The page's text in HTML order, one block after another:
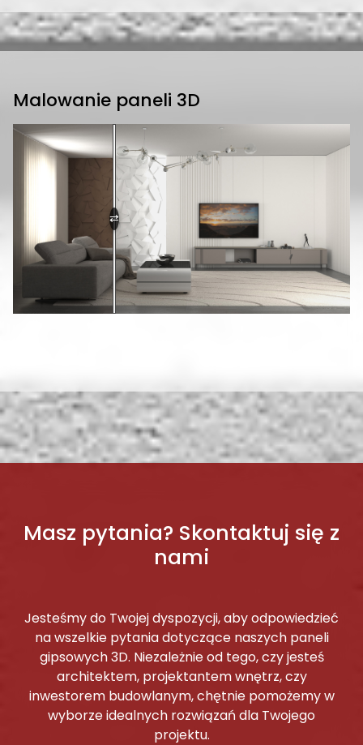
Malowanie paneli 3D
⇄
Masz pytania? Skontaktuj się z
nami
Jesteśmy do Twojej dyspozycji, aby odpowiedzieć
na wszelkie pytania dotyczące naszych paneli
gipsowych 3D. Niezależnie od tego, czy jesteś
architektem, projektantem wnętrz, czy
inwestorem budowlanym, chętnie pomożemy w
wyborze idealnych rozwiązań dla Twojego
projektu.